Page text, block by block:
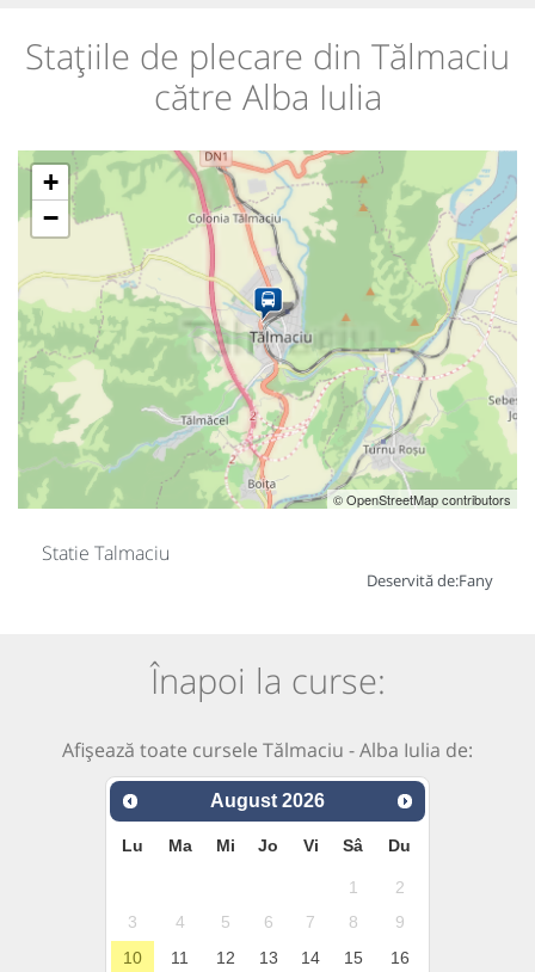
Stațiile de plecare din Tălmaciu
către Alba Iulia
+
−
© OpenStreetMap contributors
Statie Talmaciu
Deservită de:Fany
Înapoi la curse:
Afișează toate cursele Tălmaciu - Alba Iulia de:
August 2026
Lu Ma Mi Jo Vi Sâ Du
1
2
3
4 5 6 7 8
9
10
11 12 13 14 15
16